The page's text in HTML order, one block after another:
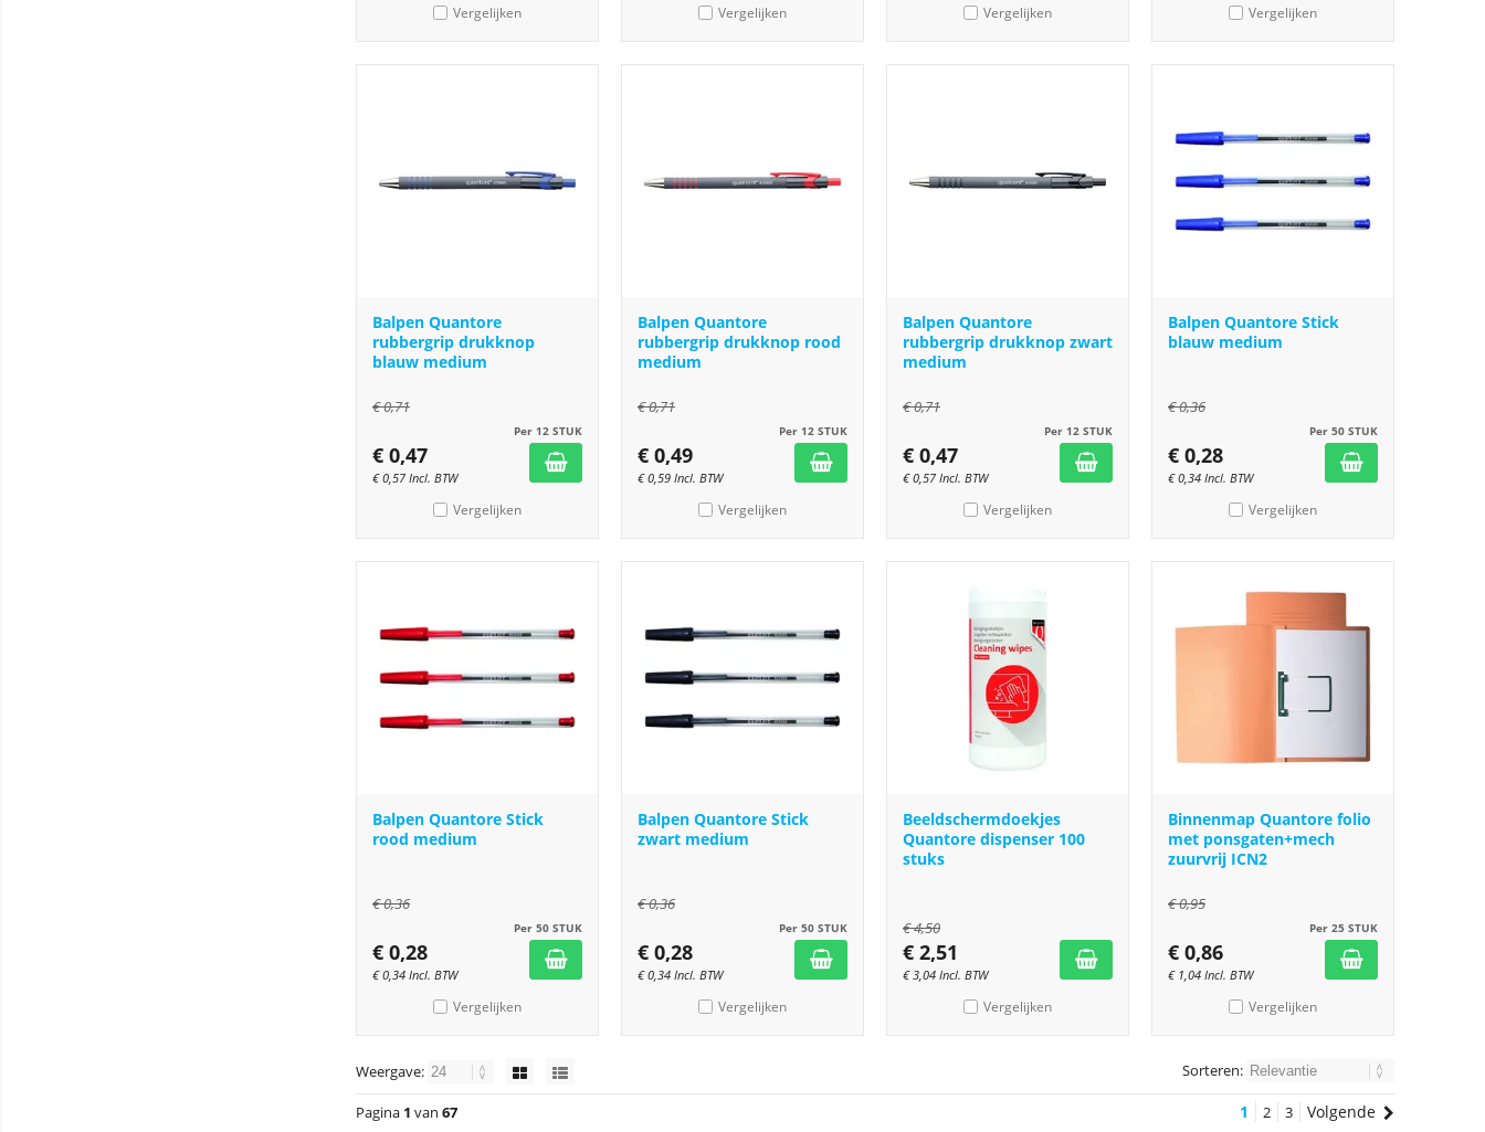
Vergelijken Vergelijken Vergelijken Vergelijken
Balpen Quantore
rubbergrip drukknop
blauw medium
€0,71
Per 12 STUK
€ 0,47
€0,57 Incl. BTW
Vergelijken
Balpen Quantore
rubbergrip drukknop rood
medium
€0,71
Per 12 STUK
€ 0,49
€0,59 Incl. BTW
Vergelijken
Balpen Quantore
rubbergrip drukknop zwart
medium
€0,71
Per 12 STUK
€ 0,47
€0,57 Incl. BTW
Vergelijken
Balpen Quantore Stick
blauw medium
€0,36
Per 50 STUK
€ 0,28
€0,34 Incl. BTW
Vergelijken
Balpen Quantore Stick
rood medium
€0,36
Per 50 STUK
€ 0,28
€0,34 Incl. BTW
Vergelijken
Balpen Quantore Stick
zwart medium
€0,36
Per 50 STUK
€ 0,28
€0,34 Incl. BTW
Vergelijken
Beeldschermdoekjes
Quantore dispenser 100
stuks
€4,50
€ 2,51
€3,04 Incl. BTW
Vergelijken
Binnenmap Quantore folio
met ponsgaten+mech
zuurvrij ICN2
€0,95
Per 25 STUK
€ 0,86
€ 1,04 Incl. BTW
Vergelijken
Weergave: Sorteren:
Pagina 1 van 67 1 2 3 Volgende